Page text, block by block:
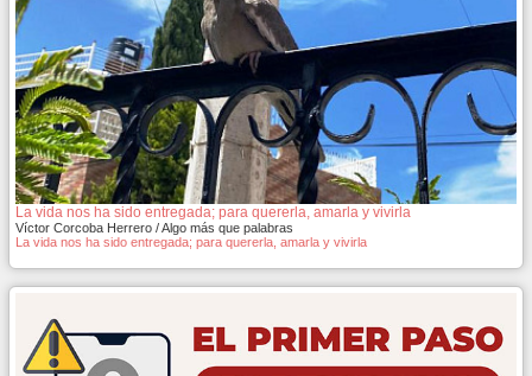
La vida nos ha sido entregada; para quererla, amarla y vivirla
Víctor Corcoba Herrero / Algo más que palabras
La vida nos ha sido entregada; para quererla, amarla y vivirla